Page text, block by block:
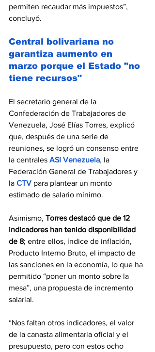
permiten recaudar más impuestos”,
concluyó.
Central bolivariana no
garantiza aumento en
marzo porque el Estado "no
tiene recursos"
El secretario general de la
Confederación de Trabajadores de
Venezuela, José Elías Torres, explicó
que, después de una serie de
reuniones, se logró un consenso entre
la centrales ASI Venezuela, la
Federación General de Trabajadores y
la CTV para plantear un monto
estimado de salario mínimo.
Asimismo, Torres destacó que de 12
indicadores han tenido disponibilidad
de 8; entre ellos, índice de inflación,
Producto Interno Bruto, el impacto de
las sanciones en la economía, lo que ha
permitido “poner un monto sobre la
mesa”, una propuesta de incremento
salarial.
“Nos faltan otros indicadores, el valor
de la canasta alimentaria oficial y el
presupuesto, pero con estos ocho